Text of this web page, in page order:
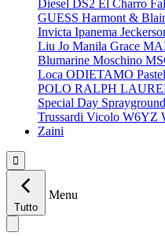
Diesel DS2 El Charro
GUESS Harmont &
Invicta Ipanema
Liu Jo Manila Grace
Blumarine Moschino
Loca ODIETAMO
POLO RALPH
Special Day Sprayground
Trussardi Vicolo W6YZ
Zaini

Tutto
Menu